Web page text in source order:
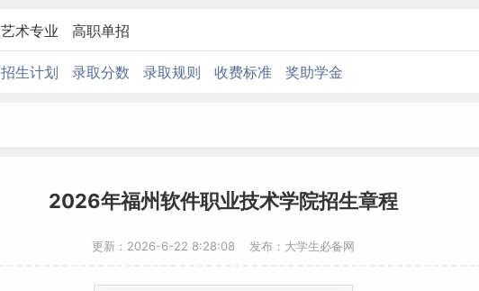
艺术专业 高职单招
招生计划 录取分数 录取规则 收费标准 奖助学金
2026年福州软件职业技术学院招生章程
更新：2026-6-22 8:28:08 发布：大学生必备网